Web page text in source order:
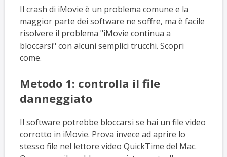
Il crash di iMovie è un problema comune e la
maggior parte dei software ne soffre, ma è facile
risolvere il problema "iMovie continua a
bloccarsi" con alcuni semplici trucchi. Scopri
come.
Metodo 1: controlla il file
danneggiato
Il software potrebbe bloccarsi se hai un file video
corrotto in iMovie. Prova invece ad aprire lo
stesso file nel lettore video QuickTime del Mac.